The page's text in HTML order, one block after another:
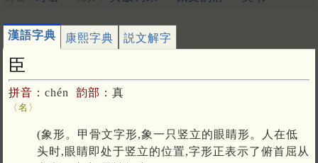
漢語字典 康熙字典 説文解字
臣
拼音： chén 韵部： 真
〈名〉
(象形。甲骨文字形,象一只竖立的眼睛形。人在低
头时,眼睛即处于竖立的位置,字形正表示了俯首屈从